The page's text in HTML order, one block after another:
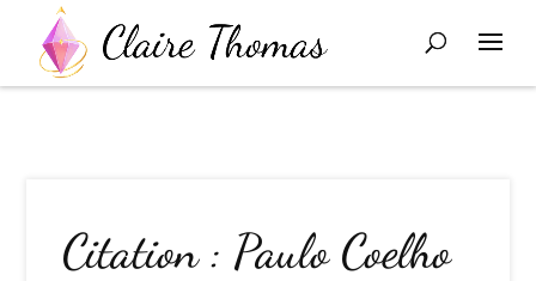
Citation : Paulo Coelho